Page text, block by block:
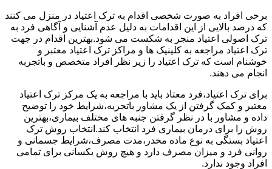
برخی افراد به صورت شخصی اقدام به ترک اعتیاد در منزل می کنند
که درصد بالایی از این اقدامات به دلیل عدم آشنایی و آگاهی فرد به
ترک اصولی اعتیاد منجر به شکست می شود.بهترین اقدام در جهت
ترک اعتیاد مراجعه به کلینیک ها و مراکز ترک اعتیاد معتبر و
خوشنام است که ترک اعتیاد را زیر نظر افراد متخصص و باتجربه
انجام می دهند.
برای ترک اعتیاد،فرد معتاد باید با مراجعه به یک مرکز ترک اعتیاد
معتبر و کمک گرفتن از یک مشاور باتجربه،شرایط خود را توضیح
داده و مشاور با در نظر گرفتن جنبه های مختلف بیماری،بهترین
روش را برای درمان بیماری فرد انتخاب کند.انتخاب روش ترک
اعتیاد بستگی به نوع ماده مخدر،مدت مصرف،شرایط جسمانی و
روانی فرد و میزان مصرف دارد و هیچ روش یکسانی برای تمامی
افراد وجود ندارد.